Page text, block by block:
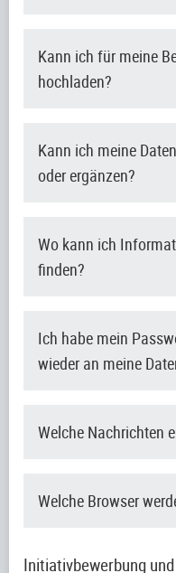
Kann ich für meine
hochladen?
Kann ich meine
oder ergänzen?
Wo kann ich
finden?
Ich habe mein
wieder an meine
Welche Nachrichten
Welche Browser
Initiativbewerbung